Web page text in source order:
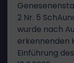
2 Nr. 5
wurde nach
erkennenden
Einführung